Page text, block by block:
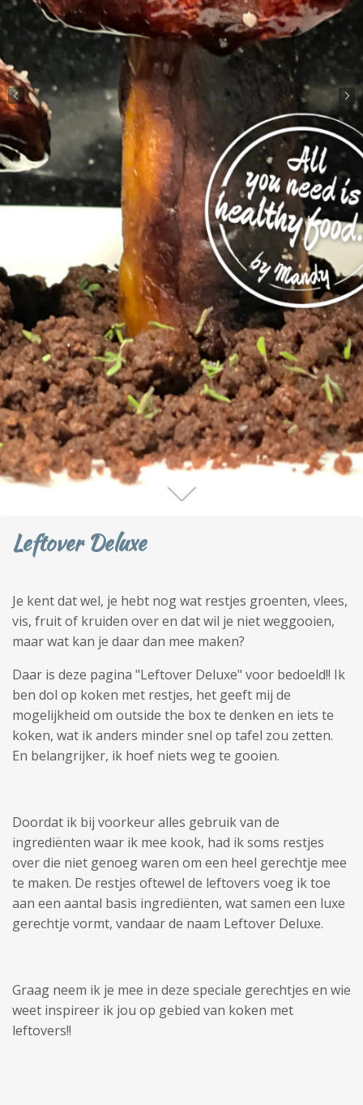
Leftover Deluxe
Je kent dat wel, je hebt nog wat restjes groenten, vlees,
vis, fruit of kruiden over en dat wil je niet weggooien,
maar wat kan je daar dan mee maken?
Daar is deze pagina "Leftover Deluxe" voor bedoeld!! Ik
ben dol op koken met restjes, het geeft mij de
mogelijkheid om outside the box te denken en iets te
koken, wat ik anders minder snel op tafel zou zetten.
En belangrijker, ik hoef niets weg te gooien.
Doordat ik bij voorkeur alles gebruik van de
ingrediënten waar ik mee kook, had ik soms restjes
over die niet genoeg waren om een heel gerechtje mee
te maken. De restjes oftewel de leftovers voeg ik toe
aan een aantal basis ingrediënten, wat samen een luxe
gerechtje vormt, vandaar de naam Leftover Deluxe.
Graag neem ik je mee in deze speciale gerechtjes en wie
weet inspireer ik jou op gebied van koken met
leftovers!!